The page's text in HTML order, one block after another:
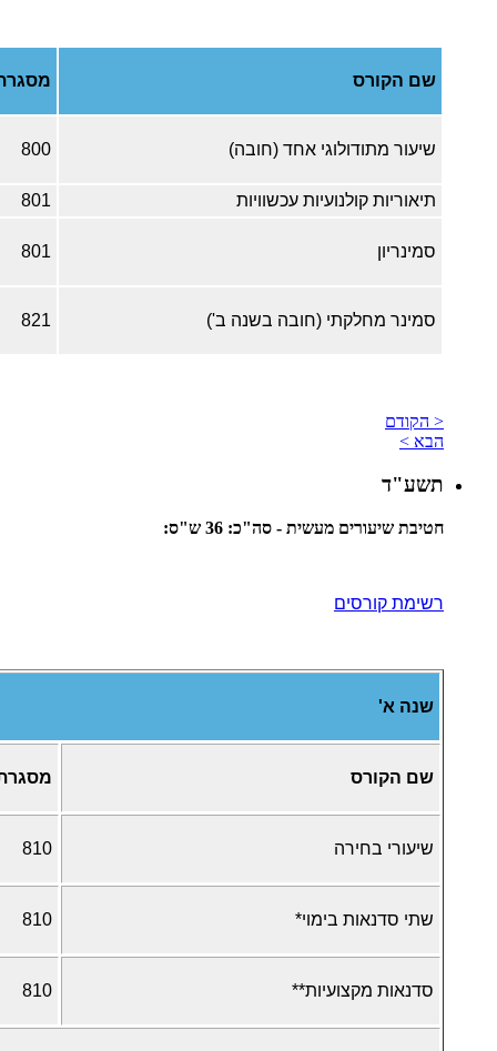
שם הקורס
שיעור מתודולוגי אחד (חובה) 800
תיאוריות קולנועיות עכשוויות 801
סמינריון 801
סמינר מחלקתי (חובה בשנה ב') 821
< הקודם
הבא >
תשע"ד
חטיבת שיעורים מעשית - סה"כ: 36 ש"ס:
רשימת קורסים
שנה א'
שם הקורס
שיעורי בחירה 810
שתי סדנאות בימוי* 810
סדנאות מקצועיות** 810